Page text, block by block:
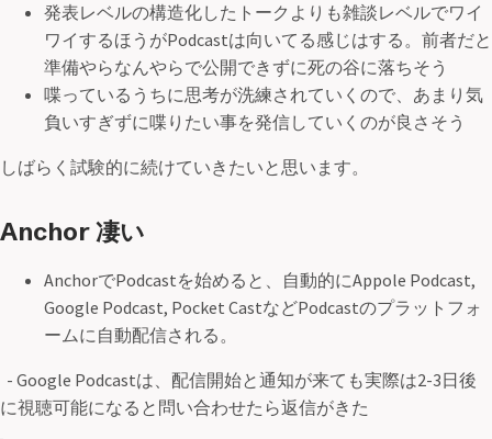
発表レベルの構造化したトークよりも雑談レベルでワイ
ワイするほうがPodcastは向いてる感じはする。前者だと
準備やらなんやらで公開できずに死の谷に落ちそう
喋っているうちに思考が洗練されていくので、あまり気
負いすぎずに喋りたい事を発信していくのが良さそう
しばらく試験的に続けていきたいと思います。
Anchor 凄い
AnchorでPodcastを始めると、自動的にAppole Podcast,
Google Podcast, Pocket CastなどPodcastのプラットフォ
ームに自動配信される。
- Google Podcastは、配信開始と通知が来ても実際は2-3日後
に視聴可能になると問い合わせたら返信がきた